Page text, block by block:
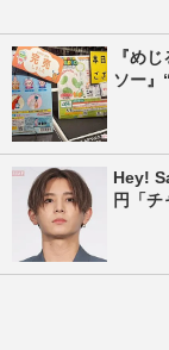
『め
ソー』
Hey!
円「チ